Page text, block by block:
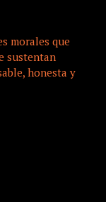
morales que
sustentan
honesta y